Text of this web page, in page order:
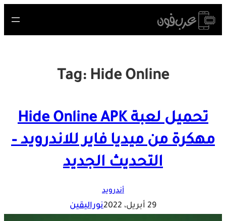
Skip
to
Tag: Hide Online
تحميل لعبة Hide Online APK
مهكرة من ميديا فاير للاندرويد –
التحديث الجديد
أندرويد
29 أبريل، 2022 نوراليقين